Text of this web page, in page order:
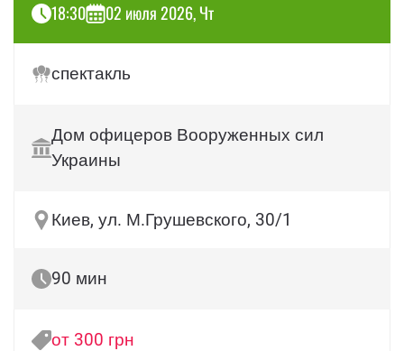
18:30 02 июля 2026, Чт
спектакль
Дом офицеров Вооруженных сил
Украины
Киев, ул. М.Грушевского, 30/1
90 мин
от 300 грн